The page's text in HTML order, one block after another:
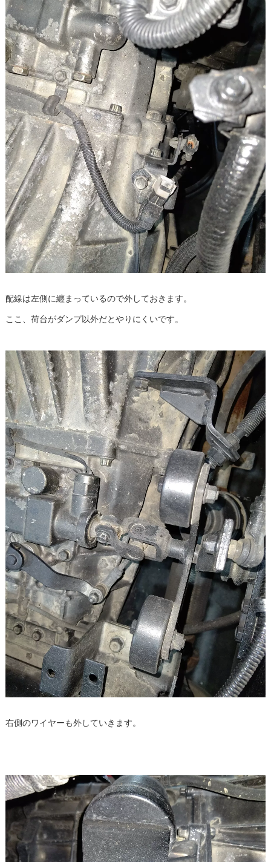
配線は左側に纏まっているので外しておきます。
ここ、荷台がダンプ以外だとやりにくいです。
右側のワイヤーも外していきます。